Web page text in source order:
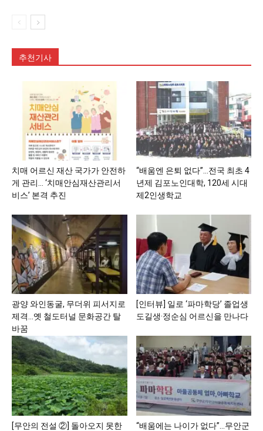
추천기사
치매 어르신 재산 국가가 안전하
게 관리… ‘치매안심재산관리서
비스’ 본격 추진
“배움엔 은퇴 없다”…전국 최초 4
년제 김포노인대학, 120세 시대
제2인생학교
광양 와인동굴, 무더위 피서지로
제격…옛 철도터널 문화공간 탈
바꿈
[인터뷰] 일로 ‘파마학당’ 졸업생
도길생·정순심 어르신을 만나다
[무안의 전설 ②] 돌아오지 못한
“배움에는 나이가 없다”…무안군